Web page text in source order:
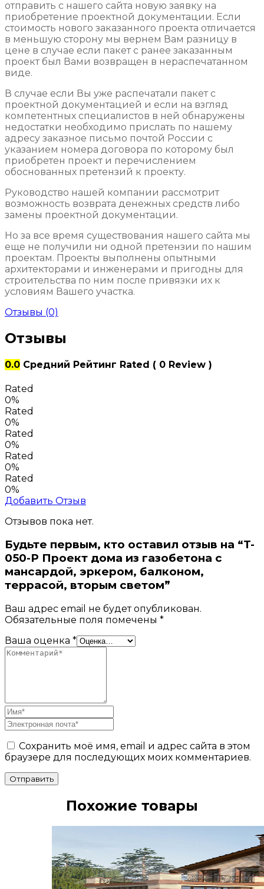
отправить с нашего сайта новую заявку на
приобретение проектной документации. Если
стоимость нового заказанного проекта отличается
в меньшую сторону мы вернем Вам разницу в
цене в случае если пакет с ранее заказанным
проект был Вами возвращен в нераспечатанном
виде.
В случае если Вы уже распечатали пакет с
проектной документацией и если на взгляд
компетентных специалистов в ней обнаружены
недостатки необходимо прислать по нашему
адресу заказное письмо почтой России с
указанием номера договора по которому был
приобретен проект и перечислением
обоснованных претензий к проекту.
Руководство нашей компании рассмотрит
возможность возврата денежных средств либо
замены проектной документации.
Но за все время существования нашего сайта мы
еще не получили ни одной претензии по нашим
проектам. Проекты выполнены опытными
архитекторами и инженерами и пригодны для
строительства по ним после привязки их к
условиям Вашего участка.
Отзывы (0)
Отзывы
0.0 Средний Рейтинг Rated ( 0 Review )
Rated
0%
Rated
0%
Rated
0%
Rated
0%
Rated
0%
Добавить Отзыв
Отзывов пока нет.
Будьте первым, кто оставил отзыв на “T-
050-P Проект дома из газобетона с
мансардой, эркером, балконом,
террасой, вторым светом”
Ваш адрес email не будет опубликован.
Обязательные поля помечены *
Ваша оценка *
Сохранить моё имя, email и адрес сайта в этом
браузере для последующих моих комментариев.
Отправить
Похожие товары